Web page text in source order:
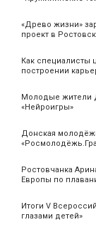
«Древо жизни»
проект в
Как специалисты
построении
Молодые жители
«Нейроигры»
Донская
Ростовчанка
Европы по
Итоги V
глазами детей»